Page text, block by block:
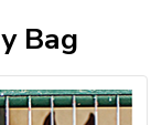
Bag